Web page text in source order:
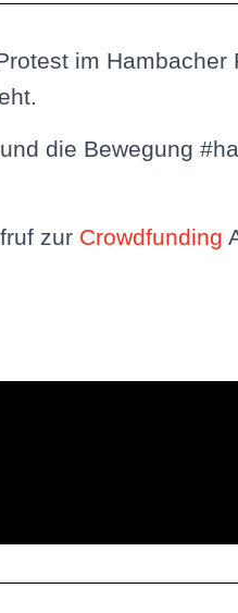
im Hambacher
die Bewegung
zur Crowdfunding